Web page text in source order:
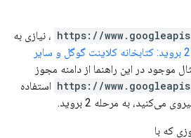
https:// ، نیازی به
مرحله 2 بروید: کتابخانه کلاینت گوگل و سایر
موجود در این راهنما از دامنه مجوز
https:// استفاده
می‌کنید، به مرحله 2 بروید.
که با